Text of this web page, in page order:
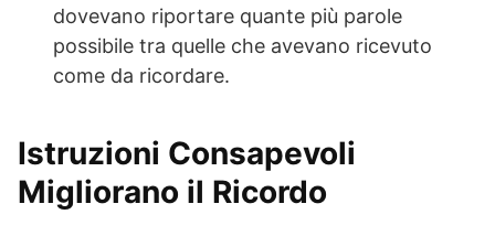
dovevano riportare quante più parole
possibile tra quelle che avevano ricevuto
come da ricordare.
Istruzioni Consapevoli
Migliorano il Ricordo